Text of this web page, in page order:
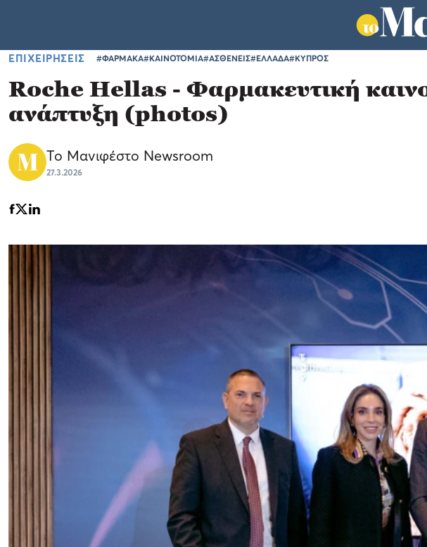
ΕΠΙΧΕΙΡΗΣΕΙΣ #ΦΑΡΜΑΚΑ#ΚΑΙΝΟΤΟΜΙΑ#ΑΣΘΕΝΕΙΣ#ΕΛΛΑΔΑ#ΚΥΠΡΟΣ
Roche Hellas - Φαρμακευτική
ανάπτυξη (photos)
Το Μανιφέστο Newsroom
27.3.2026